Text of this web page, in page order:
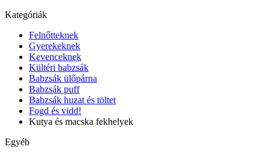
Kategóriák
Felnőtteknek
Gyerekeknek
Kevenceknek
Kültéri babzsák
Babzsák ülőpárna
Babzsák puff
Babzsák huzat és töltet
Fogd és vidd!
Kutya és macska fekhelyek
Egyéb